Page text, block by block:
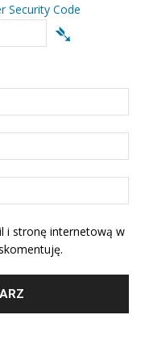
Security Code
➴
i stronę internetową w